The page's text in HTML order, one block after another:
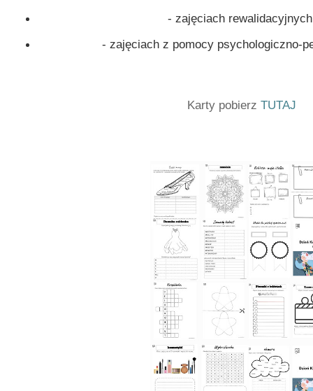
- zajęciach
- zajęciach z pomocy psychologiczno-
Karty pobierz TUTAJ